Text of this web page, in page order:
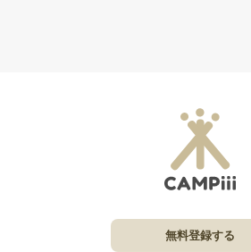
無料登録する